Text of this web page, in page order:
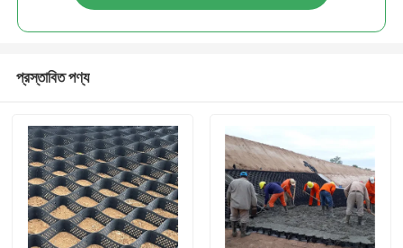
প্রস্তাবিত পণ্য